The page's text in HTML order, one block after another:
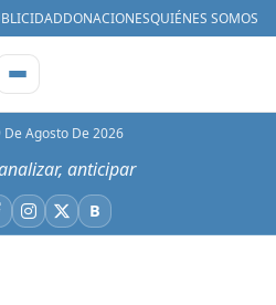
DONACIONESQUIÉNES SOMOS
De Agosto De 2026
anticipar
Instagram
X BBluesky